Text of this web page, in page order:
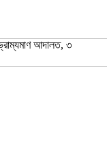
আদালত, ৩